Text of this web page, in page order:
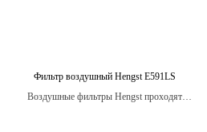
Фильтр воздушный Hengst E591LS
Воздушные фильтры Hengst проходят